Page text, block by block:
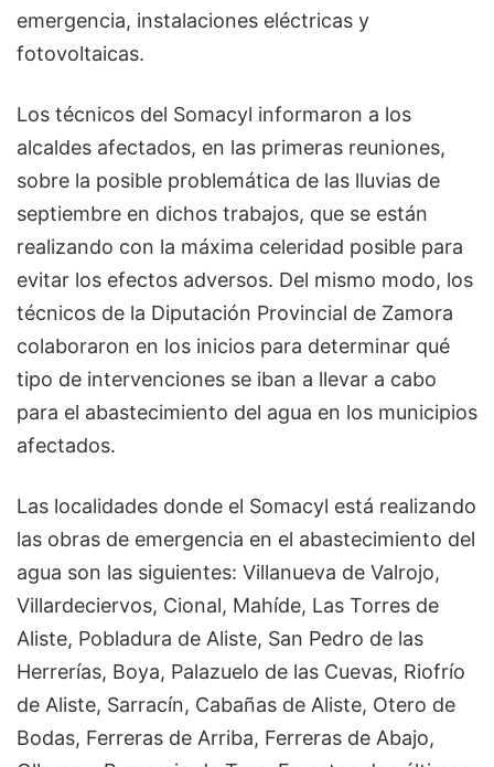
emergencia, instalaciones eléctricas y
fotovoltaicas.
Los técnicos del Somacyl informaron a los
alcaldes afectados, en las primeras reuniones,
sobre la posible problemática de las lluvias de
septiembre en dichos trabajos, que se están
realizando con la máxima celeridad posible para
evitar los efectos adversos. Del mismo modo, los
técnicos de la Diputación Provincial de Zamora
colaboraron en los inicios para determinar qué
tipo de intervenciones se iban a llevar a cabo
para el abastecimiento del agua en los municipios
afectados.
Las localidades donde el Somacyl está realizando
las obras de emergencia en el abastecimiento del
agua son las siguientes: Villanueva de Valrojo,
Villardeciervos, Cional, Mahíde, Las Torres de
Aliste, Pobladura de Aliste, San Pedro de las
Herrerías, Boya, Palazuelo de las Cuevas, Riofrío
de Aliste, Sarracín, Cabañas de Aliste, Otero de
Bodas, Ferreras de Arriba, Ferreras de Abajo,